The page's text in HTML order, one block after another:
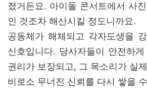
졌거든요. 아이돌 콘서트에서 사
인 것조차 해산시킬 정도니까요.
공동체가 해체되고 각자도생을
신호입니다. 당사자들이 안전하
권리가 보장되고, 그 목소리가 실
비로소 무너진 신뢰를 다시 쌓을